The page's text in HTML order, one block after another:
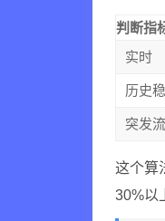
判断指
实时
历史
突发
这个算
30%以